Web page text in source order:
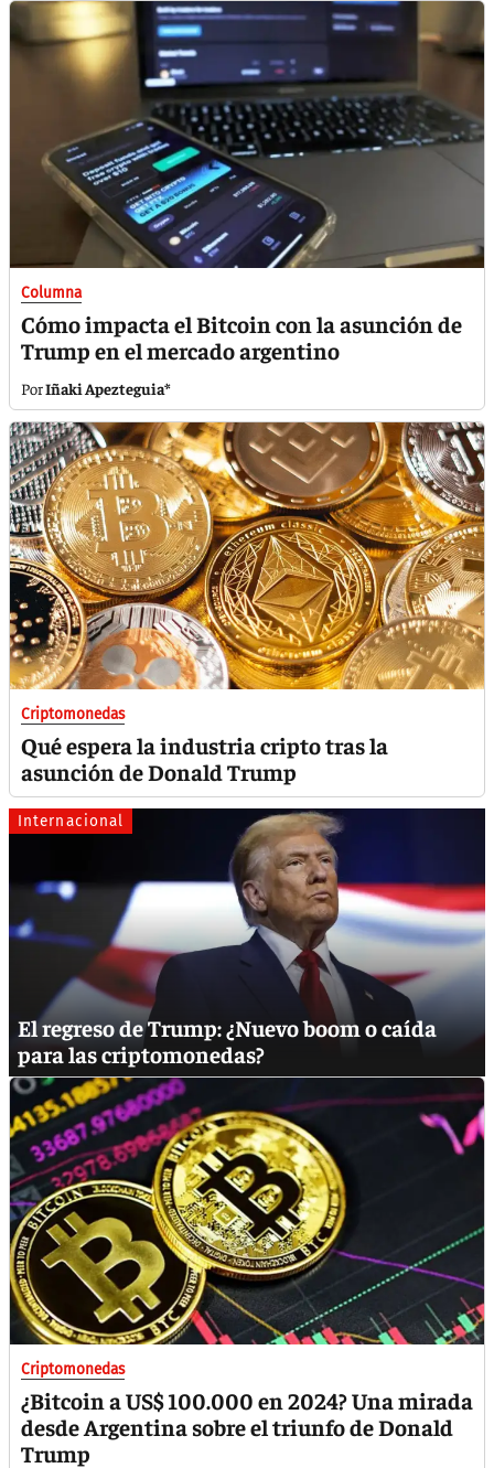
Columna
Cómo impacta el Bitcoin con la asunción de
Trump en el mercado argentino
Iñaki Apezteguia*
Criptomonedas
Qué espera la industria cripto tras la
asunción de Donald Trump
Internacional
El regreso de Trump: ¿Nuevo boom o caída
para las criptomonedas?
Criptomonedas
¿Bitcoin a US$ 100.000 en 2024? Una mirada
desde Argentina sobre el triunfo de Donald
Trump